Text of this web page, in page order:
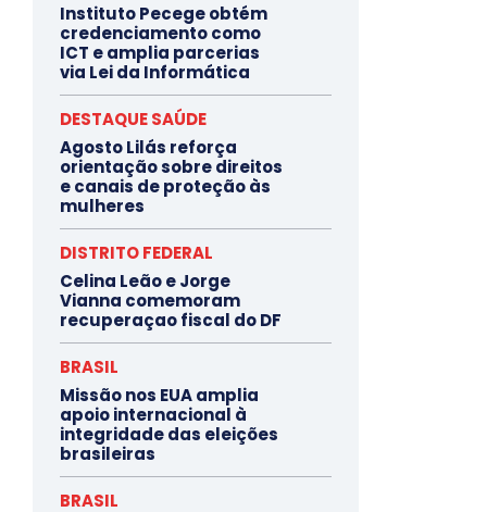
Instituto Pecege obtém
credenciamento como
ICT e amplia parcerias
via Lei da Informática
DESTAQUE SAÚDE
Agosto Lilás reforça
orientação sobre direitos
e canais de proteção às
mulheres
DISTRITO FEDERAL
Celina Leão e Jorge
Vianna comemoram
recuperaçao fiscal do DF
BRASIL
Missão nos EUA amplia
apoio internacional à
integridade das eleições
brasileiras
BRASIL